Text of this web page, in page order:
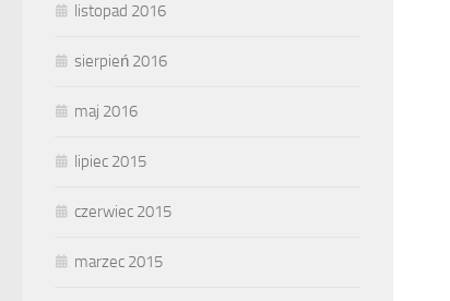
listopad 2016
sierpień 2016
maj 2016
lipiec 2015
czerwiec 2015
marzec 2015